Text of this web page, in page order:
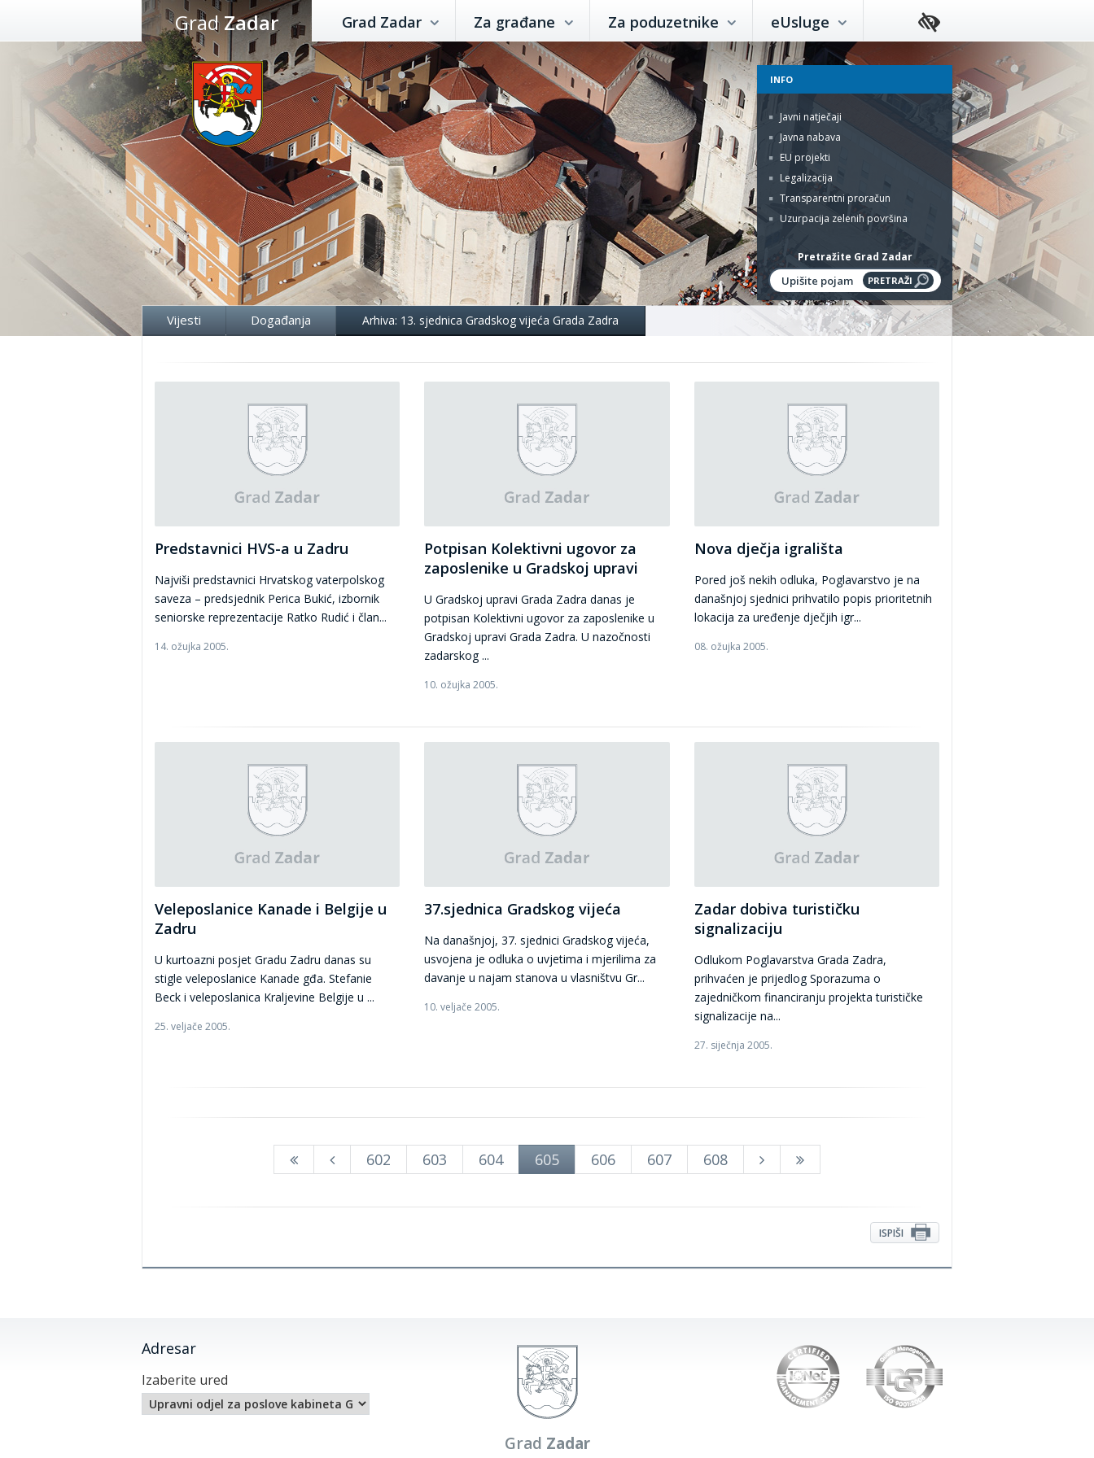
Preskoči
na
sadržaj
GradZadar Grad Zadar Za građane Za poduzetnike eUsluge
INFO
Javni natječaji
Javna nabava
EU projekti
Legalizacija
Transparentni proračun
Uzurpacija zelenih površina
Pretražite Grad Zadar
Vijesti Događanja Arhiva: 13. sjednica Gradskog vijeća Grada Zadra
Predstavnici HVS-a u Zadru
Najviši predstavnici Hrvatskog vaterpolskog
saveza – predsjednik Perica Bukić, izbornik
seniorske reprezentacije Ratko Rudić i član...
14. ožujka 2005.
Potpisan Kolektivni ugovor za
zaposlenike u Gradskoj upravi
U Gradskoj upravi Grada Zadra danas je
potpisan Kolektivni ugovor za zaposlenike u
Gradskoj upravi Grada Zadra. U nazočnosti
zadarskog ...
10. ožujka 2005.
Nova dječja igrališta
Pored još nekih odluka, Poglavarstvo je na
današnjoj sjednici prihvatilo popis prioritetnih
lokacija za uređenje dječjih igr...
08. ožujka 2005.
Veleposlanice Kanade i Belgije u
Zadru
U kurtoazni posjet Gradu Zadru danas su
stigle veleposlanice Kanade gđa. Stefanie
Beck i veleposlanica Kraljevine Belgije u ...
25. veljače 2005.
37.sjednica Gradskog vijeća
Na današnjoj, 37. sjednici Gradskog vijeća,
usvojena je odluka o uvjetima i mjerilima za
davanje u najam stanova u vlasništvu Gr...
10. veljače 2005.
Zadar dobiva turističku
signalizaciju
Odlukom Poglavarstva Grada Zadra,
prihvaćen je prijedlog Sporazuma o
zajedničkom financiranju projekta turističke
signalizacije na...
27. siječnja 2005.
602 603 604 605 606 607 608
ISPIŠI
Adresar
Izaberite ured
Grad Zadar